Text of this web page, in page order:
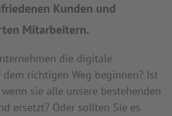
Kunden und
Mitarbeitern.
die digitale
richtigen Weg beginnen? Ist
sie alle unsere bestehenden
ersetzt? Oder sollten Sie es